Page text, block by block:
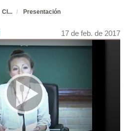
CI ... Presentación
17 de feb. de 2017